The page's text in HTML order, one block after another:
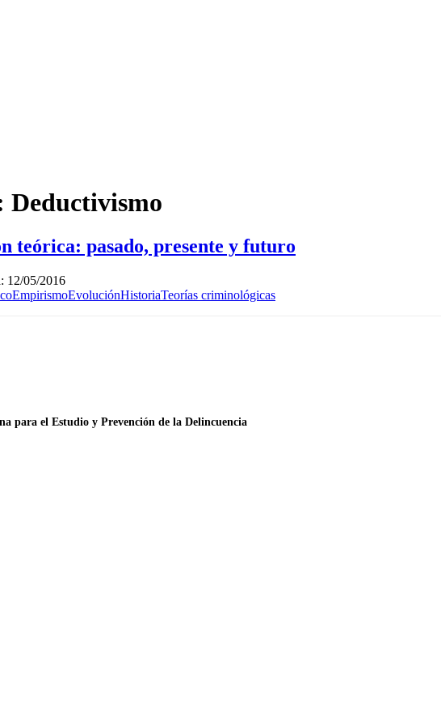
Deductivismo
teórica: pasado, presente y futuro
: 12/05/2016
EmpirismoEvoluciónHistoriaTeorías criminológicas
para el Estudio y Prevención de la Delincuencia